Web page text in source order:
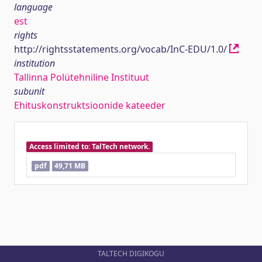
language
est
rights
http://rightsstatements.org/vocab/InC-EDU/1.0/
institution
Tallinna Polütehniline Instituut
subunit
Ehituskonstruktsioonide kateeder
Access limited to: TalTech network.
pdf
49,71 MB
TALTECH DIGIKOGU